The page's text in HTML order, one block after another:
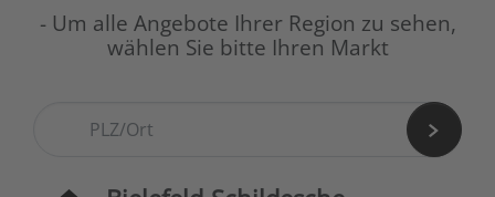
- Um alle Angebote Ihrer Region zu sehen,
wählen Sie bitte Ihren Markt